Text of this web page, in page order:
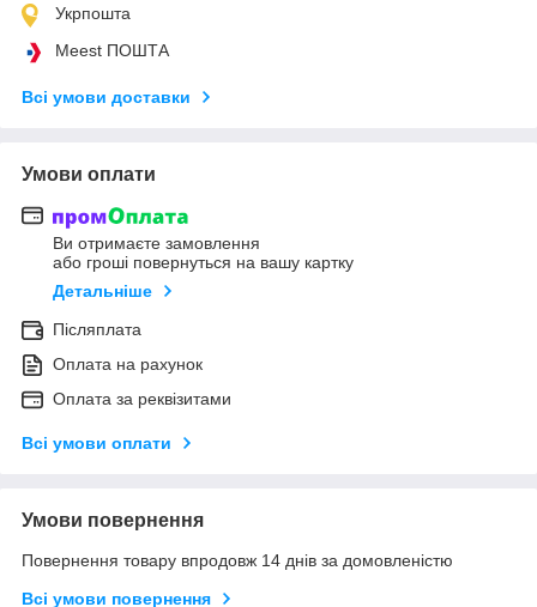
Укрпошта
Meest ПОШТА
Всі умови доставки
Умови оплати
Ви отримаєте замовлення
або гроші повернуться на вашу картку
Детальніше
Післяплата
Оплата на рахунок
Оплата за реквізитами
Всі умови оплати
Умови повернення
Повернення товару впродовж 14 днів за домовленістю
Всі умови повернення